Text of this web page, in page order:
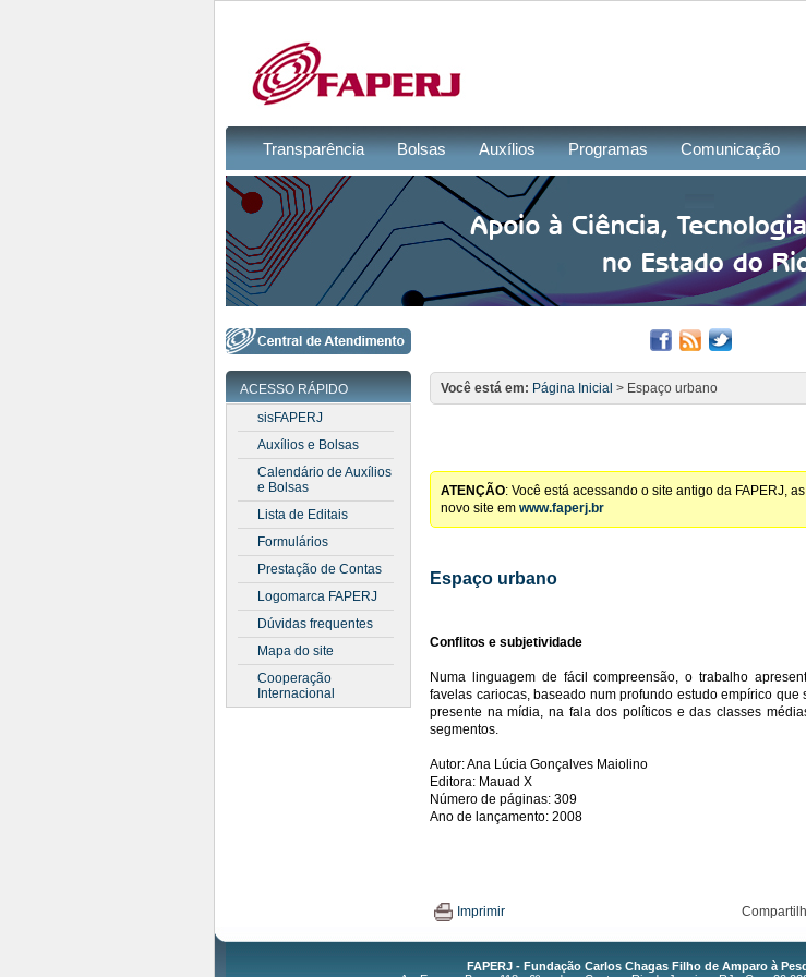
Transparência Bolsas Auxílios Programas Comunicação
ACESSO RÁPIDO
sisFAPERJ
Auxílios e Bolsas
Calendário de Auxílios
e Bolsas
Lista de Editais
Formulários
Prestação de Contas
Logomarca FAPERJ
Dúvidas frequentes
Mapa do site
Cooperação
Internacional
Você está em: Página Inicial > Espaço urbano
ATENÇÃO: Você está acessando o site antigo da FAPERJ,
novo site em www.faperj.br
Espaço urbano
Conflitos e subjetividade
Numa linguagem de fácil compreensão, o trabalho
favelas cariocas, baseado num profundo estudo empírico
presente na mídia, na fala dos políticos e das classes
segmentos.
Autor: Ana Lúcia Gonçalves Maiolino
Editora: Mauad X
Número de páginas: 309
Ano de lançamento: 2008
Imprimir
FAPERJ - Fundação Carlos Chagas Filho de Amparo à